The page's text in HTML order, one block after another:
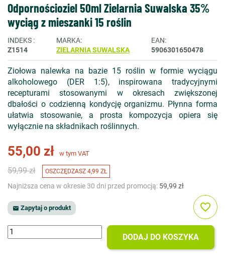
Odpornościoziel 50ml Zielarnia Suwalska 35%
wyciąg z mieszanki 15 roślin
INDEKS
Z1514
MARKA
ZIELARNIA SUWALSKA
EAN
5906301650478
Ziołowa nalewka na bazie 15 roślin w formie wyciągu
alkoholowego (DER 1:5), inspirowana tradycyjnymi
recepturami stosowanymi w okresach zwiększonej
dbałości o codzienną kondycję organizmu. Płynna forma
ułatwia stosowanie, a prosta kompozycja opiera się
wyłącznie na składnikach roślinnych.
55,00 zł w tym VAT
59,99 zł OSZCZĘDZASZ 4,99 ZŁ
Najniższa cena w okresie 30 dni przed promocją: 59,99 zł
 Zapytaj o produkt
DODAJ DO KOSZYKA
favorite_border